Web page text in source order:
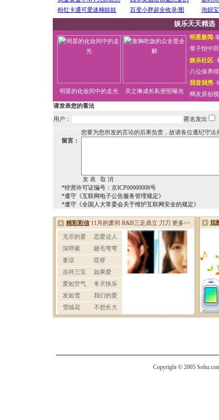
娱乐天天精选
明星的化妆间中的走光 关之琳成长私密照曝光
·明星新闻-
·章子怡中
·娱乐社区-
·八位保养
·我音我秀-
· 网友原创
请发表您的看法
用户：
匿名发出
您要为您所发的言论的后果负责，故请各位遵纪守法
留言：
*经营许可证编号：京ICP00000008号
*遵守《互联网电子公告服务管理规定》
*遵守《全国人大常委会关于维护互联网安全的规定》
Copyright © 2005